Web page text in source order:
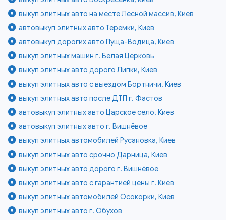
выкуп элитных авто на месте Лесной массив, Киев
автовыкуп элитных авто Теремки, Киев
автовыкуп дорогих авто Пуща-Водица, Киев
выкуп элитных машин г. Белая Церковь
выкуп элитных авто дорого Липки, Киев
выкуп элитных авто с выездом Бортничи, Киев
выкуп элитных авто после ДТП г. Фастов
автовыкуп элитных авто Царское село, Киев
автовыкуп элитных авто г. Вишнёвое
выкуп элитных автомобилей Русановка, Киев
выкуп элитных авто срочно Дарница, Киев
выкуп элитных авто дорого г. Вишнёвое
выкуп элитных авто с гарантией цены г. Киев
выкуп элитных автомобилей Осокорки, Киев
выкуп элитных авто г. Обухов